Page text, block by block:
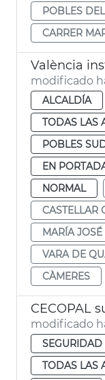
POBLES
CARRER
modificado
ALCALDÍA
TODAS LAS
POBLES
EN
NORMAL
CASTELLAR
MARÍA
VARA DE
CÀMERES
modificado
TODAS LAS